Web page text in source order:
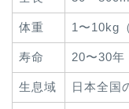
体重 1〜10kg
寿命 20〜30年
生息域 日本全国